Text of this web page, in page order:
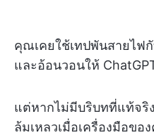
คุณเคยใช้เทปพันสายไฟ
และอ้อนวอนให้
แต่หากไม่มีบริบทที่แท้จริ
ล้มเหลวเมื่อเครื่องมือขอ